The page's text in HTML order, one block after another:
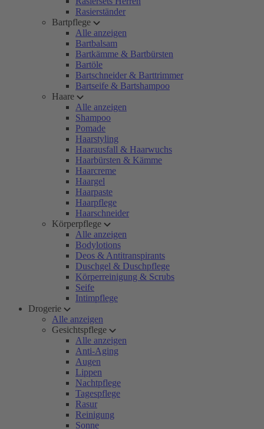
Rasierständer
Bartpflege
Alle anzeigen
Bartbalsam
Bartkämme & Bartbürsten
Bartöle
Bartschneider & Barttrimmer
Bartseife & Bartshampoo
Haare
Alle anzeigen
Shampoo
Pomade
Haarstyling
Haarausfall & Haarwuchs
Haarbürsten & Kämme
Haarcreme
Haargel
Haarpaste
Haarpflege
Haarschneider
Körperpflege
Alle anzeigen
Bodylotions
Deos & Antitranspirants
Duschgel & Duschpflege
Körperreinigung & Scrubs
Seife
Intimpflege
Drogerie
Alle anzeigen
Gesichtspflege
Alle anzeigen
Anti-Aging
Augen
Lippen
Nachtpflege
Tagespflege
Rasur
Reinigung
Sonne